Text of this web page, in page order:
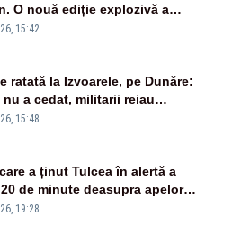
O nouă ediție explozivă a
„Miza Zilei” la Realitatea PLUS
15:42
ratată la Izvoarele, pe Dunăre:
nu a cedat, militarii reiau
luni – VIDEO
15:48
a ținut Tulcea în alertă a
de minute deasupra apelor
Au fost ridicate două F-16
19:28